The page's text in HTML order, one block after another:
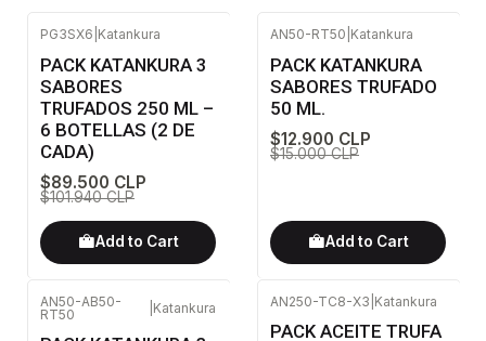
PG3SX6 Katankura
PACK KATANKURA 3
SABORES
TRUFADOS 250 ML –
6 BOTELLAS (2 DE
CADA)
$89.500 CLP
$101.940 CLP
Add to Cart
AN50-RT50 Katankura
PACK KATANKURA
SABORES TRUFADO
50 ML.
$12.900 CLP
$15.000 CLP
Add to Cart
-19%
AN50-AB50-
RT50
Katankura AN250-TC8-X3 Katankura
PACK ACEITE TRUFA